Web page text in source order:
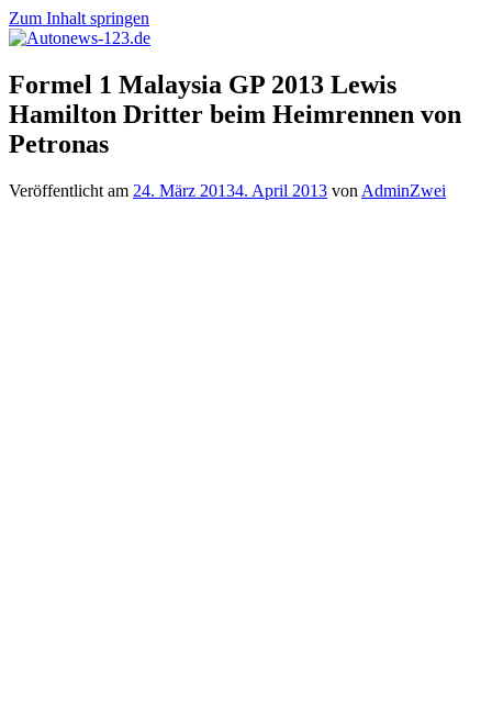
Zum Inhalt springen
Autonews-
123.de
Autonews
mit
Charme
Formel 1 Malaysia GP 2013 Lewis
Hamilton Dritter beim Heimrennen von
Petronas
Veröffentlicht am 24. März 20134. April 2013 von AdminZwei